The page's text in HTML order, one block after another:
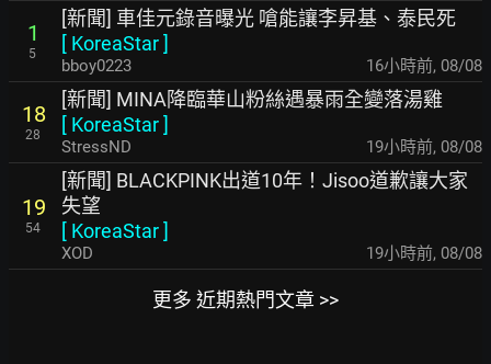
1
5
[新聞] 車佳元錄音曝光 嗆能讓李昇基、泰民死
[ KoreaStar]
bboy0223 16小時前, 08/08
18
28
[新聞] MINA降臨華山粉絲遇暴雨全變落湯雞
[ KoreaStar]
StressND 19小時前, 08/08
19
54
[新聞] BLACKPINK出道10年！Jisoo道歉讓大家
失望
[ KoreaStar]
XOD 19小時前, 08/08
更多 近期熱門文章 >>